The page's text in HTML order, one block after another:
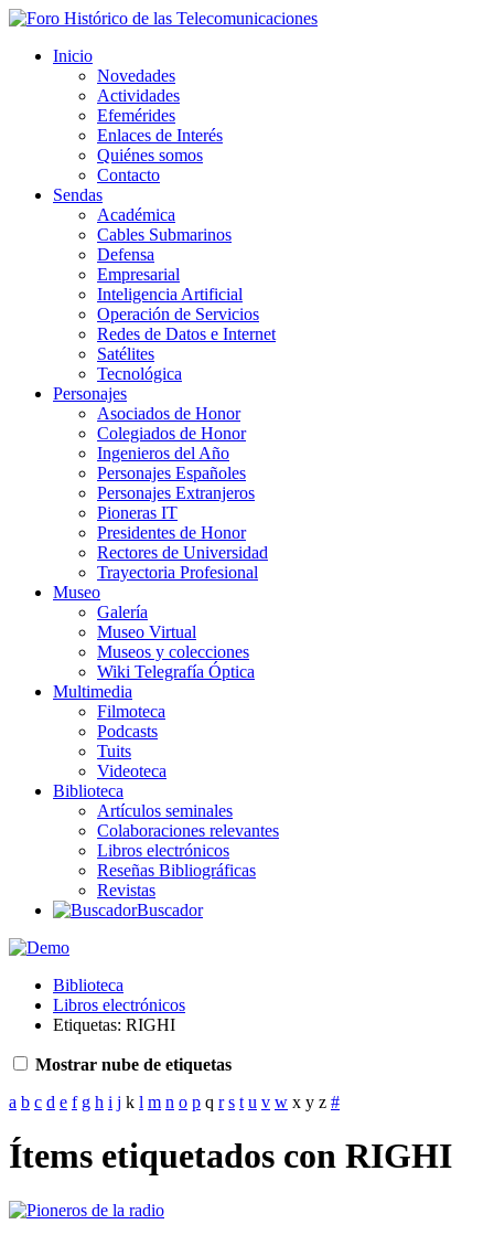
Inicio
Novedades
Actividades
Efemérides
Enlaces de Interés
Quiénes somos
Contacto
Sendas
Académica
Cables Submarinos
Defensa
Empresarial
Inteligencia Artificial
Operación de Servicios
Redes de Datos e Internet
Satélites
Tecnológica
Personajes
Asociados de Honor
Colegiados de Honor
Ingenieros del Año
Personajes Españoles
Personajes Extranjeros
Pioneras IT
Presidentes de Honor
Rectores de Universidad
Trayectoria Profesional
Museo
Galería
Museo Virtual
Museos y colecciones
Wiki Telegrafía Óptica
Multimedia
Filmoteca
Podcasts
Tuits
Videoteca
Biblioteca
Artículos seminales
Colaboraciones relevantes
Libros electrónicos
Reseñas Bibliográficas
Revistas
Buscador
Biblioteca
Libros electrónicos
Etiquetas: RIGHI
Mostrar nube de etiquetas
a b c d e f g h i j k l m n o p q r s t u v w x y z #
Ítems etiquetados con RIGHI